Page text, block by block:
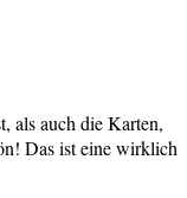
als auch die Karten,
Das ist eine wirklich